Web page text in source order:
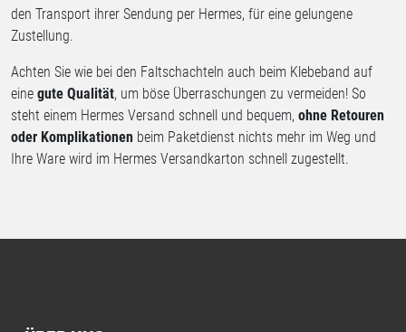
den Transport ihrer Sendung per Hermes, für eine gelungene
Zustellung.
Achten Sie wie bei den Faltschachteln auch beim Klebeband auf
eine gute Qualität, um böse Überraschungen zu vermeiden! So
steht einem Hermes Versand schnell und bequem, ohne Retouren
oder Komplikationen beim Paketdienst nichts mehr im Weg und
Ihre Ware wird im Hermes Versandkarton schnell zugestellt.